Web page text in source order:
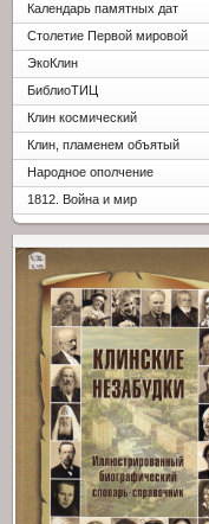
Календарь памятных дат
Столетие Первой мировой
ЭкоКлин
БиблиоТИЦ
Клин космический
Клин, пламенем объятый
Народное ополчение
1812. Война и мир